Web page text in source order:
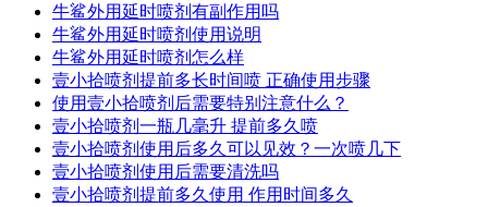
牛鲨外用延时喷剂有副作用吗
牛鲨外用延时喷剂使用说明
牛鲨外用延时喷剂怎么样
壹小拾喷剂提前多长时间喷 正确使用步骤
使用壹小拾喷剂后需要特别注意什么？
壹小拾喷剂一瓶几毫升 提前多久喷
壹小拾喷剂使用后多久可以见效？一次喷几下
壹小拾喷剂使用后需要清洗吗
壹小拾喷剂提前多久使用 作用时间多久